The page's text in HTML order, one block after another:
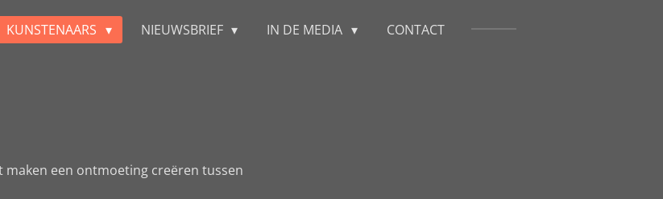
KUNSTENAARS NIEUWSBRIEF IN DE MEDIA CONTACT
maken een ontmoeting creëren tussen